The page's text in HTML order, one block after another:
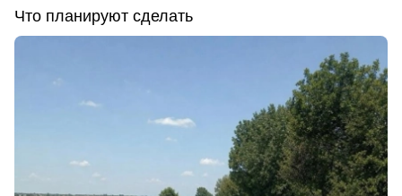
Что планируют сделать